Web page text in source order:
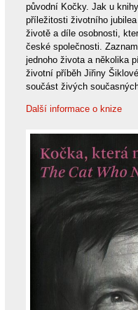
původní Kočky. Jak u
příležitosti životního
životě a díle osobnosti,
české společnosti.
jednoho života a několika
životní příběh Jiřiny
součást živých
Další informace o knize